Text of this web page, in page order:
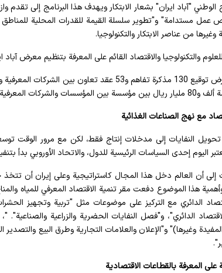
الوطني "آباد ايران" بشعار الابتكار ويهدف هذا البرنامج إلى
عمل مستدامة" و"تطوير سلسلة القيمة للقدرات المحلية
وغيرها من عناصر الابتكار والتكنولوجيا.
والتكنولوجيا والاقتصاد القائم على المعرفة بتنظيم معرض
والشركات المعرفية.
مع نهج الصناعات الغذائية
النفايات إلى مدخلات إنتاج فقط، لكن مع مرور الوقت
اليوم إحدى السياسات الرئيسية للدول، والاتحاد الأوروبي بدأ بتنفيذ خطته
إلى أن العالم دخل هذا المجال كاستراتيجية وعلى إيران أن
هذا الموضوع دفعت مقر تنمية الاقتصاد المعرفي للمياه
الدائري مع التركيز على موضوعات مثل "تربية وتجهيز
الدائري"، و"فصل النفايات الحضرية والزراعية
المفيدة وغيرها)" و"الإعلان والعلامات التجارية وطرق البيع
على المعرفة بالقطاعات الاقتصادية